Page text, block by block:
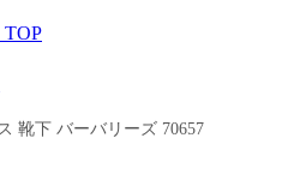
靴下 バーバリーズ 70657